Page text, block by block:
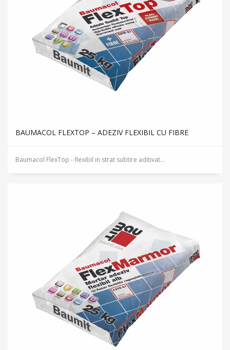
BAUMACOL FLEXTOP – ADEZIV FLEXIBIL CU FIBRE
Baumacol FlexTop - flexibil in strat subtire aditivat...